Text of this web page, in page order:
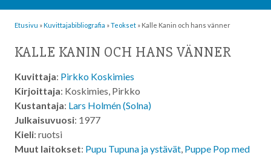
Etusivu »Kuvittaja­bibliografia »Teokset » Kalle Kanin och hans vänner
KALLE KANIN OCH HANS VÄNNER
Kuvittaja: Pirkko Koskimies
Kirjoittaja: Koskimies, Pirkko
Kustantaja: Lars Holmén (Solna)
Julkaisuvuosi: 1977
Kieli: ruotsi
Muut laitokset: Pupu Tupuna ja ystävät, Puppe Pop med